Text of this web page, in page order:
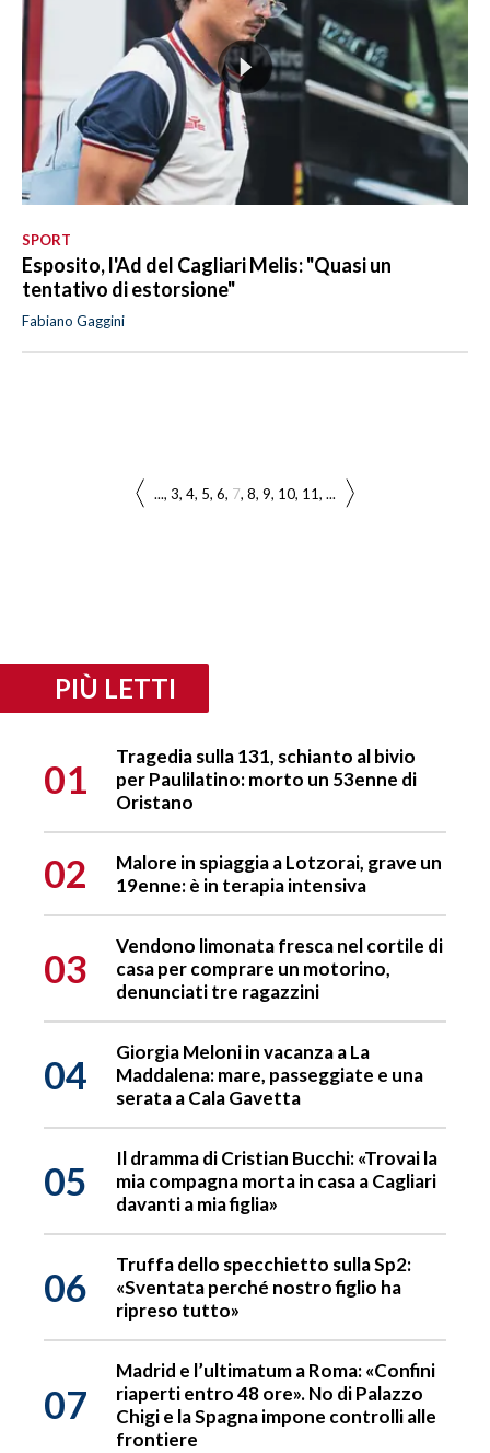
SPORT
Esposito, l'Ad del Cagliari Melis: "Quasi un
tentativo di estorsione"
Fabiano Gaggini
... 3 4 5 6 7 8 9 10 11 ...
PIÙ LETTI
01
Tragedia sulla 131, schianto al bivio
per Paulilatino: morto un 53enne di
Oristano
02
Malore in spiaggia a Lotzorai, grave un
19enne: è in terapia intensiva
03
Vendono limonata fresca nel cortile di
casa per comprare un motorino,
denunciati tre ragazzini
04
Giorgia Meloni in vacanza a La
Maddalena: mare, passeggiate e una
serata a Cala Gavetta
05
Il dramma di Cristian Bucchi: «Trovai la
mia compagna morta in casa a Cagliari
davanti a mia figlia»
06
Truffa dello specchietto sulla Sp2:
«Sventata perché nostro figlio ha
ripreso tutto»
07
Madrid e l’ultimatum a Roma: «Confini
riaperti entro 48 ore». No di Palazzo
Chigi e la Spagna impone controlli alle
frontiere